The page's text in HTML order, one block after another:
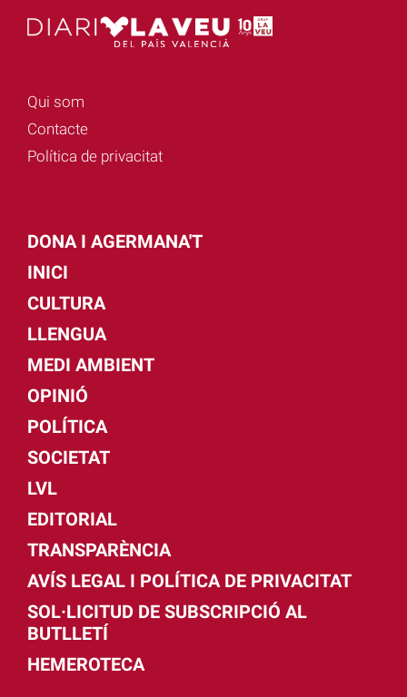
Qui som
Contacte
Política de privacitat
DONA I AGERMANA'T
INICI
CULTURA
LLENGUA
MEDI AMBIENT
OPINIÓ
POLÍTICA
SOCIETAT
LVL
EDITORIAL
TRANSPARÈNCIA
AVÍS LEGAL I POLÍTICA DE PRIVACITAT
SOL·LICITUD DE SUBSCRIPCIÓ AL
BUTLLETÍ
HEMEROTECA